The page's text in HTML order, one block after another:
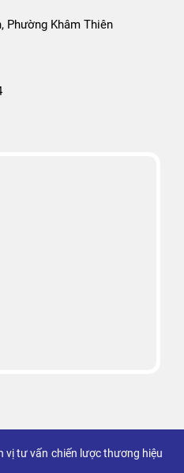
Phường Khâm Thiên
vị tư vấn chiến lược thương hiệu